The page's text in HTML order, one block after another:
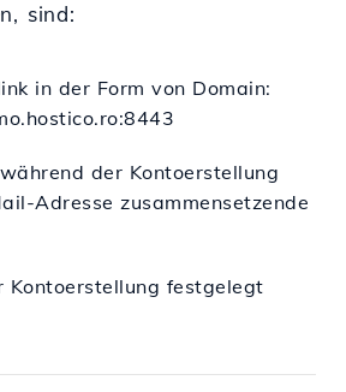
sind:
in der Form von Domain:
der Kontoerstellung
Adresse zusammensetzende
Kontoerstellung festgelegt